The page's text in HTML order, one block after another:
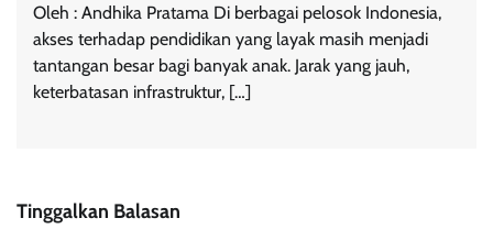
Oleh : Andhika Pratama Di berbagai pelosok Indonesia,
akses terhadap pendidikan yang layak masih menjadi
tantangan besar bagi banyak anak. Jarak yang jauh,
keterbatasan infrastruktur, […]
Tinggalkan Balasan